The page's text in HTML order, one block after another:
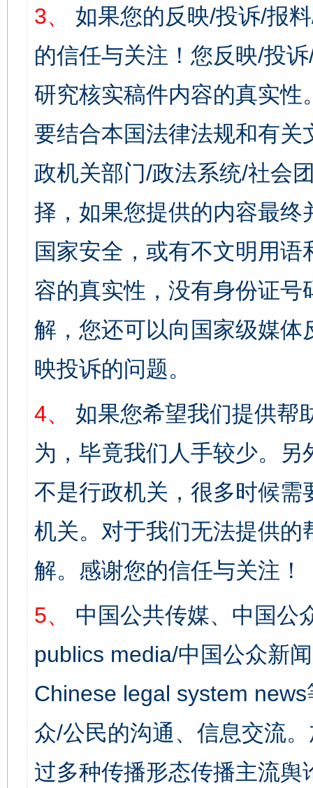
3、
如果您的反映/投诉/报
的信任与关注！您反映/投
研究核实稿件内容的真实
要结合本国法律法规和有关
政机关部门/政法系统/社会
择，如果您提供的内容最
国家安全，或有不文明用
容的真实性，没有身份证
解，您还可以向国家级媒
映投诉的问题。
4、
如果您希望我们提供帮
为，毕竟我们人手较少。
不是行政机关，很多时候
机关。对于我们无法提供
解。感谢您的信任与关注！
5、
中国公共传媒、中国公
publics media/中国公众新
Chinese legal system
众/公民的沟通、信息交流
过多种传播形态传播主流